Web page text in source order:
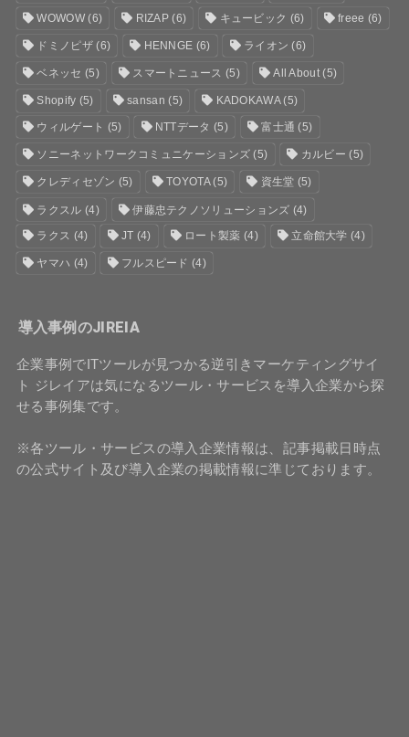
WOWOW(6) RIZAP (6) キュービック (6) freee (6)
ドミノピザ(6) HENNGE (6) ライオン (6)
ベネッセ (5) スマートニュース (5) All About(5)
Shopify (5) sansan (5) KADOKAWA(5)
ウィルゲート (5) NTTデータ (5) 富士通 (5)
ソニーネットワークコミュニケーションズ (5) カルビー (5)
クレディセゾン (5) TOYOTA(5) 資生堂 (5)
ラクスル (4) 伊藤忠テクノソリューションズ (4)
ラクス (4) JT (4) ロート製薬 (4) 立命館大学 (4)
ヤマハ (4) フルスピード (4)
導入事例のJIREIA
企業事例でITツールが見つかる逆引きマーケティングサイ
ト ジレイアは気になるツール・サービスを導入企業から探
せる事例集です。
※各ツール・サービスの導入企業情報は、記事掲載日時点
の公式サイト及び導入企業の掲載情報に準じております。